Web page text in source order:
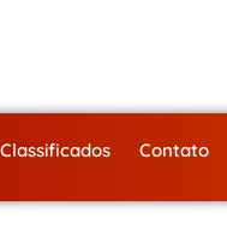
Classificados Contato